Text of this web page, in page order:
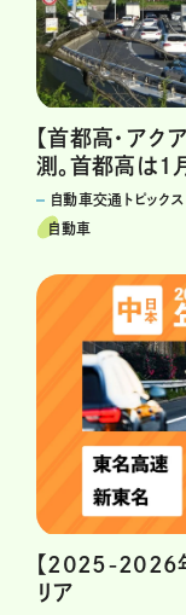
【首都高・ア
測。首都高は1
自動車交通トピックス
自動車
【2025-2026
リア